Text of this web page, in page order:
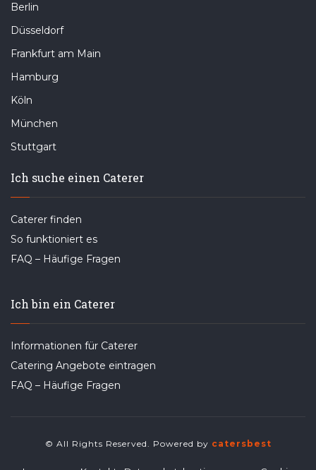
Berlin
Düsseldorf
Frankfurt am Main
Hamburg
Köln
München
Stuttgart
Ich suche einen Caterer
Caterer finden
So funktioniert es
FAQ – Häufige Fragen
Ich bin ein Caterer
Informationen für Caterer
Catering Angebote eintragen
FAQ – Häufige Fragen
© All Rights Reserved. Powered by catersbest